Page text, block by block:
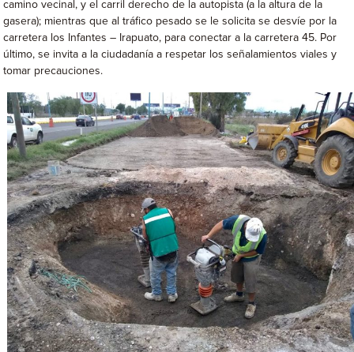
camino vecinal, y el carril derecho de la autopista (a la altura de la
gasera); mientras que al tráfico pesado se le solicita se desvíe por la
carretera los Infantes – Irapuato, para conectar a la carretera 45. Por
último, se invita a la ciudadanía a respetar los señalamientos viales y
tomar precauciones.